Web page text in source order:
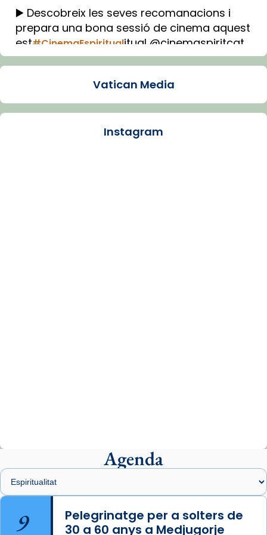
▶️ Descobreix les seves recomanacions i
prepara una bona sessió de cinema aquest
est#CinemaEspiritualitual @cinemaspiritcat
Imatge: Generada amb IA (OpenAI)
Arquebisbat de Barcelona
presidit aquest 27 de juliol la missa de Les
Santes de Mataró.
🔗
📸 J. Merino
Photo
Vatican Media
Instagram
Agenda
9
Pelegrinatge per a solters de
30 a 60 anys a Medjugorje